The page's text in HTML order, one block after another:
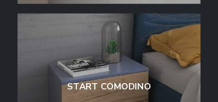
START COMODINO